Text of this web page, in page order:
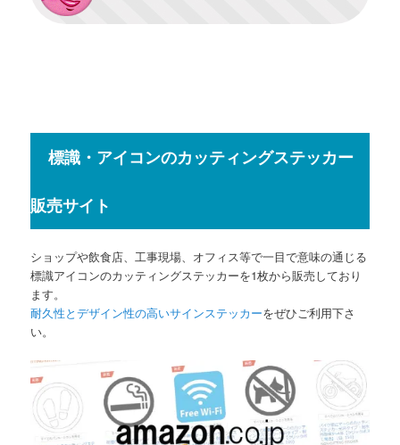
標識・アイコンのカッティングステッカー
販売サイト
ショップや飲食店、工事現場、オフィス等で一目で意味の通じる
標識アイコンのカッティングステッカーを1枚から販売しており
ます。
耐久性とデザイン性の高いサインステッカーをぜひご利用下さ
い。